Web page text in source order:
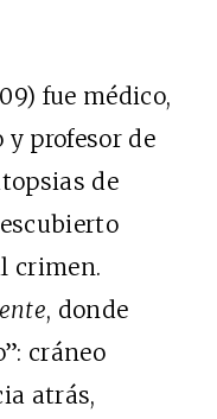
fue médico,
profesor de
de
crimen.
, donde
cráneo
atrás,